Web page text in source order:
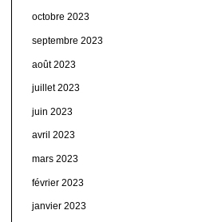
octobre 2023
septembre 2023
août 2023
juillet 2023
juin 2023
avril 2023
mars 2023
février 2023
janvier 2023